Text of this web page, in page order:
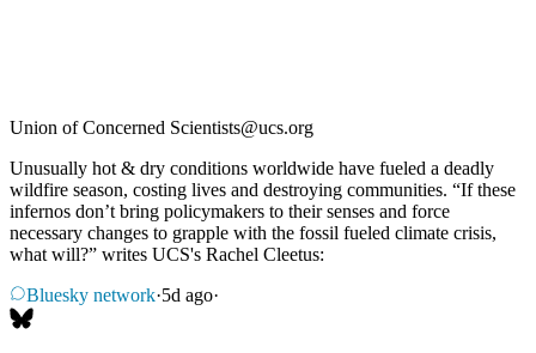
Union of Concerned Scientists@ucs.org
Unusually hot & dry conditions worldwide have fueled a deadly
wildfire season, costing lives and destroying communities. “If these
infernos don’t bring policymakers to their senses and force
necessary changes to grapple with the fossil fueled climate crisis,
what will?” writes UCS's Rachel Cleetus:
Bluesky network·5d ago·